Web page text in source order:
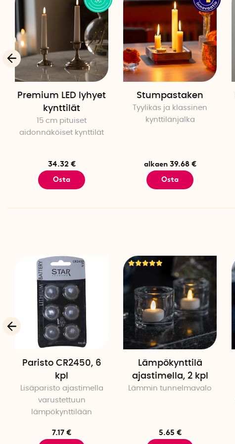
Premium LED lyhyet
kynttilät
15 cm pituiset
aidonnäköiset kynttilät
34.32 €
Osta
Stumpastaken
Tyylikäs ja klassinen
kynttilänjalka
alkaen 39.68 €
Osta
Paristo CR2450, 6
kpl
Lisäparisto ajastimella
varustettuun
lämpökynttilään
7.17 €
Lämpökynttilä
ajastimella, 2 kpl
Lämmin tunnelmavalo
5.65 €